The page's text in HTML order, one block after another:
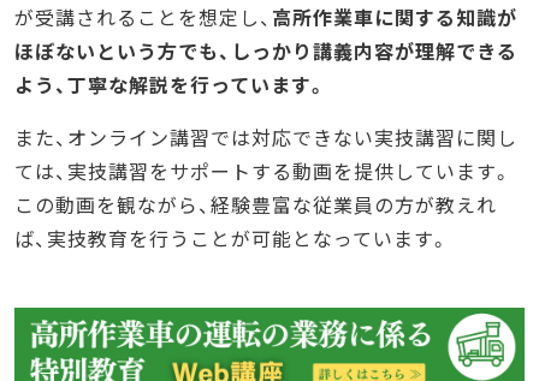
が受講されることを想定し、 高所作業車に関する知識が
ほぼないという方でも、しっかり講義内容が理解できる
よう、丁寧な解説を行っています。
また、オンライン講習では対応できない実技講習に関し
ては、実技講習をサポートする動画を提供しています。
この動画を観ながら、経験豊富な従業員の方が教えれ
ば、実技教育を行うことが可能となっています。